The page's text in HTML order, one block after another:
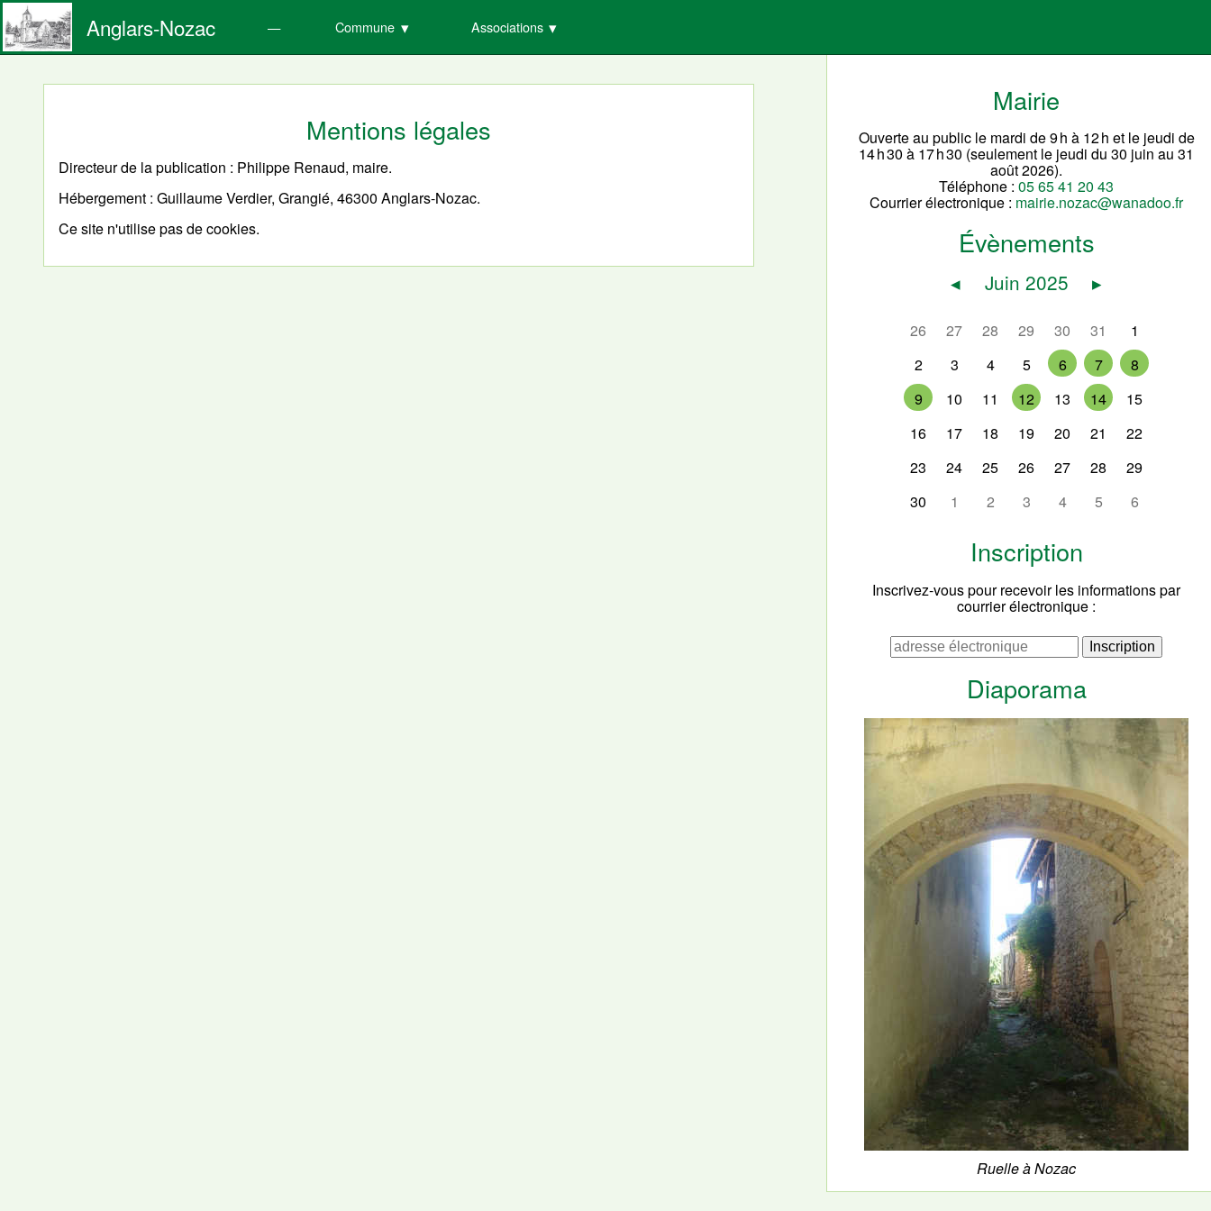
Anglars-Nozac Commune Associations
Mentions légales
Directeur de la publication : Philippe Renaud, maire.
Hébergement : Guillaume Verdier, Grangié, 46300 Anglars-Nozac.
Ce site n'utilise pas de cookies.
Mairie
Ouverte au public le mardi de 9 h à 12 h et le jeudi de
14 h 30 à 17 h 30 (seulement le jeudi du 30 juin au 31
août 2026).
Téléphone :05 65 41 20 43
Courrier électronique : mairie.nozac@wanadoo.fr
Évènements
◂ Juin 2025 ▸
26 27 28 29 30 31
1
2
3 4 5 6 7
8
9
10 11 12 13 14
15
16
17 18 19 20 21
22
23
24 25 26 27 28
29
30
1 2 3 4 5 6
Inscription
Inscrivez-vous pour recevoir les informations par
courrier électronique :
Diaporama
Ruelle à Nozac